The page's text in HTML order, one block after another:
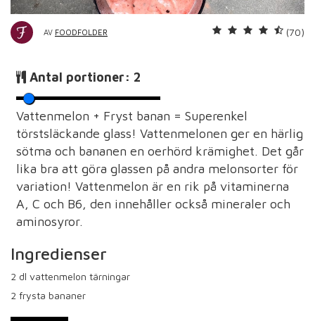
AV FOODFOLDER (70)
Antal portioner: 2
Vattenmelon + Fryst banan = Superenkel
törstsläckande glass! Vattenmelonen ger en härlig
sötma och bananen en oerhörd krämighet. Det går
lika bra att göra glassen på andra melonsorter för
variation! Vattenmelon är en rik på vitaminerna
A, C och B6, den innehåller också mineraler och
aminosyror.
Ingredienser
2 dl vattenmelon tärningar
2 frysta bananer